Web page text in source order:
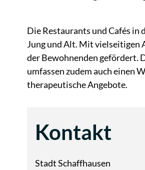
Die Restaurants und Cafés
Jung und Alt. Mit vielseitigen
der Bewohnenden gefördert.
umfassen zudem auch einen
therapeutische Angebote.
Kontakt
Stadt Schaffhausen